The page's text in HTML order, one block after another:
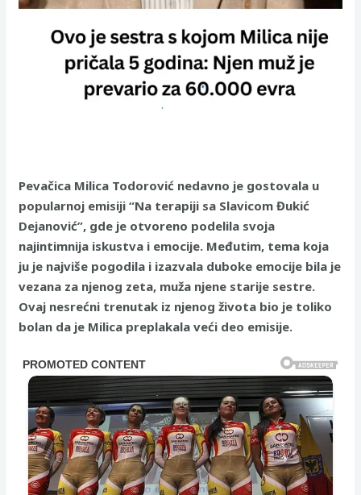
Pevačica Milica Todorović nedavno je gostovala u
popularnoj emisiji “Na terapiji sa Slavicom Đukić
Dejanović”, gde je otvoreno podelila svoja
najintimnija iskustva i emocije. Međutim, tema koja
ju je najviše pogodila i izazvala duboke emocije bila je
vezana za njenog zeta, muža njene starije sestre.
Ovaj nesrećni trenutak iz njenog života bio je toliko
bolan da je Milica preplakala veći deo emisije.